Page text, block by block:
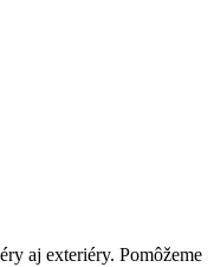
aj exteriéry. Pomôžeme